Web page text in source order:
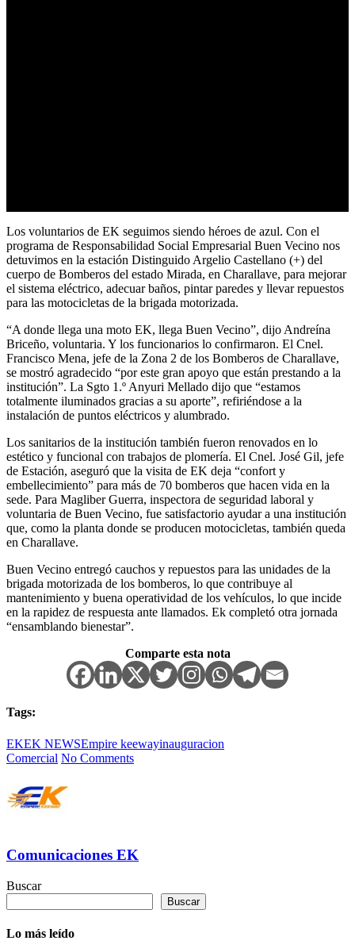
Los voluntarios de EK seguimos siendo héroes de azul. Con el
programa de Responsabilidad Social Empresarial Buen Vecino nos
detuvimos en la estación Distinguido Argelio Castellano (+) del
cuerpo de Bomberos del estado Mirada, en Charallave, para mejorar
el sistema eléctrico, adecuar baños, pintar paredes y llevar repuestos
para las motocicletas de la brigada motorizada.
“A donde llega una moto EK, llega Buen Vecino”, dijo Andreína
Briceño, voluntaria. Y los funcionarios lo confirmaron. El Cnel.
Francisco Mena, jefe de la Zona 2 de los Bomberos de Charallave,
se mostró agradecido “por este gran apoyo que están prestando a la
institución”. La Sgto 1.º Anyuri Mellado dijo que “estamos
totalmente iluminados gracias a su aporte”, refiriéndose a la
instalación de puntos eléctricos y alumbrado.
Los sanitarios de la institución también fueron renovados en lo
estético y funcional con trabajos de plomería. El Cnel. José Gil, jefe
de Estación, aseguró que la visita de EK deja “confort y
embellecimiento” para más de 70 bomberos que hacen vida en la
sede. Para Magliber Guerra, inspectora de seguridad laboral y
voluntaria de Buen Vecino, fue satisfactorio ayudar a una institución
que, como la planta donde se producen motocicletas, también queda
en Charallave.
Buen Vecino entregó cauchos y repuestos para las unidades de la
brigada motorizada de los bomberos, lo que contribuye al
mantenimiento y buena operatividad de los vehículos, lo que incide
en la rapidez de respuesta ante llamados. Ek completó otra jornada
“ensamblando bienestar”.
Comparte esta nota
Tags:
EKEK NEWSEmpire keewayinauguracion
Comercial No Comments
Comunicaciones EK
Buscar
Buscar
Lo más leído